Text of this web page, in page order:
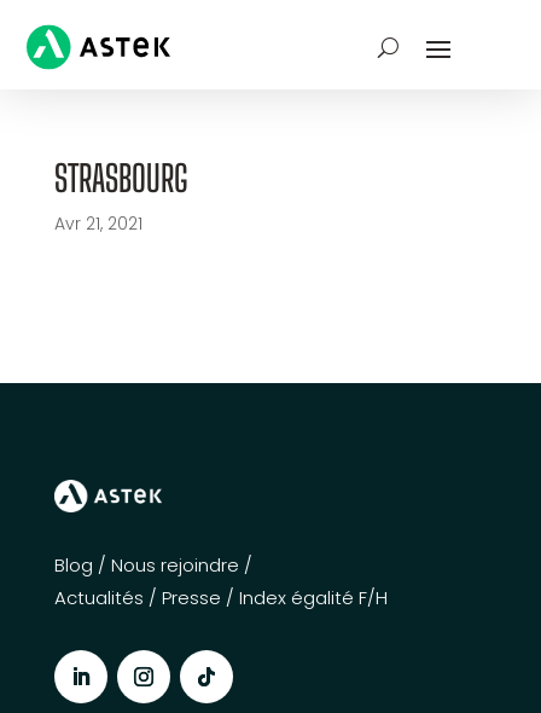
STRASBOURG
Avr 21, 2021
Blog / Nous rejoindre /
Actualités / Presse / Index égalité F/H